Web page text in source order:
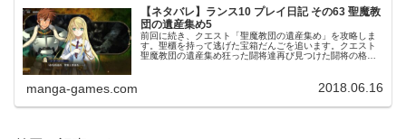
【ネタバレ】ランス10 プレイ日記 その63 聖魔教
団の遺産集め5
前回に続き、クエスト「聖魔教団の遺産集め」を攻略しま
す。聖櫃を持って逃げた宝箱だんごを追います。クエスト
聖魔教団の遺産集め狂った闘将達再び見つけた闘将の格納
manga-games.com 2018.06.16